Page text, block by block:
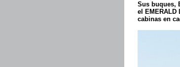
Sus buques,
el EMERALD
cabinas en